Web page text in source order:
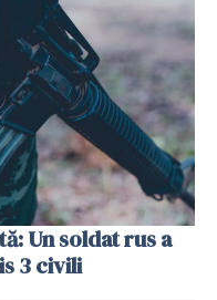
Un soldat rus a
3 civili